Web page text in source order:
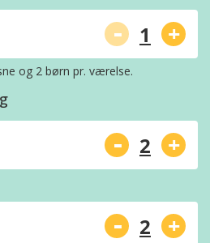
- +
og 2 børn pr. værelse.
- +
- +